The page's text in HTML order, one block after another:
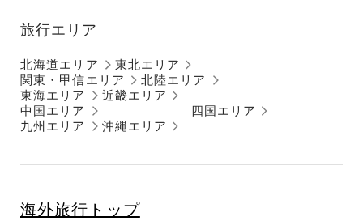
旅行エリア
北海道エリア
東北エリア
関東・甲信エリア
北陸エリア
東海エリア
近畿エリア
中国エリア
四国エリア
九州エリア
沖縄エリア
海外旅行トップ